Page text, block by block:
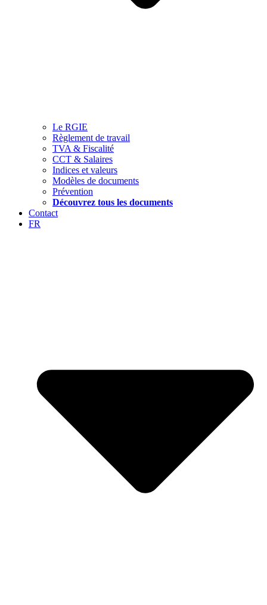
Le RGIE
Règlement de travail
TVA & Fiscalité
CCT & Salaires
Indices et valeurs
Modèles de documents
Prévention
Découvrez tous les documents
Contact
FR